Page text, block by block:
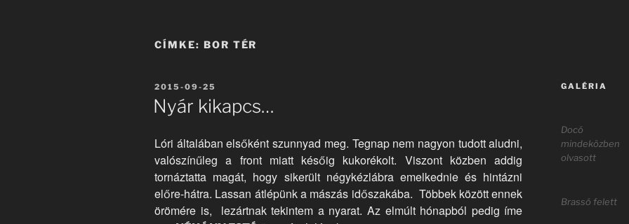
CÍMKE: BOR TÉR
BEKÜLDVE:
2015-09-25
Nyár kikapcs…
Lóri általában elsőként szunnyad meg. Tegnap nem nagyon tudott aludni,
valószínűleg a front miatt későig kukorékolt. Viszont közben addig
tornáztatta magát, hogy sikerült négykézlábra emelkednie és hintázni
előre-hátra. Lassan átlépünk a mászás időszakába. Többek között ennek
örömére is, lezártnak tekintem a nyarat. Az elmúlt hónapból pedig íme
GALÉRIA
Docó
mindeközben
olvasott
Brassó felett